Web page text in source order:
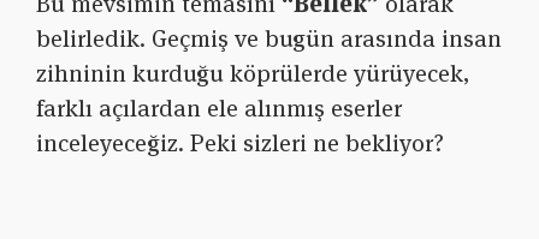
belirledik. Geçmiş ve bugün arasında insan
zihninin kurduğu köprülerde yürüyecek,
farklı açılardan ele alınmış eserler
inceleyeceğiz. Peki sizleri ne bekliyor?